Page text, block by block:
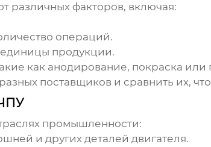
различных факторов, включая:
операций.
продукции.
как анодирование, покраска или
поставщиков и сравнить их,
промышленности:
и других деталей двигателя.